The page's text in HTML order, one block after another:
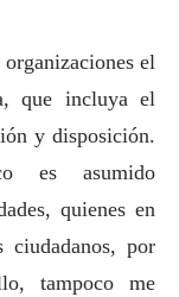
el
que incluya el
y disposición.
es asumido
quienes en
ciudadanos, por
tampoco me